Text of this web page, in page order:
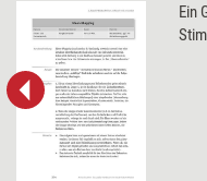
Ein